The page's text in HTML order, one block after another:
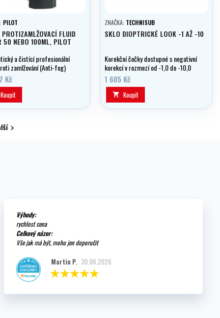
PILOT
PROTIZAMLŽOVACÍ FLUID
50 NEBO 100ML, PILOT
a čistící profesionální
zamlžování (Anti-fog)
Kč
Koupit
ZNAČKA: TECHNISUB
SKLO DIOPTRICKÉ LOOK -1 AŽ -10
Korekční čočky dostupné s negativní
korekcí v rozmezí od -1,0 do -10,0
dioptrií, odstupňování po 0,5
dioptrie.
1 605 Kč
 Koupit

Výhody:
rychlost cena
Celkový názor:
Vše jak má být, mohu jen doporučit
Martin P. 30.06.2026